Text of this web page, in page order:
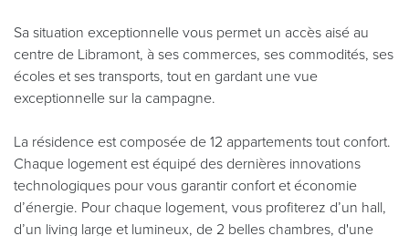
Sa situation exceptionnelle vous permet un accès aisé au
centre de Libramont, à ses commerces, ses commodités, ses
écoles et ses transports, tout en gardant une vue
exceptionnelle sur la campagne.
La résidence est composée de 12 appartements tout confort.
Chaque logement est équipé des dernières innovations
technologiques pour vous garantir confort et économie
d’énergie. Pour chaque logement, vous profiterez d’un hall,
d’un living large et lumineux, de 2 belles chambres, d'une